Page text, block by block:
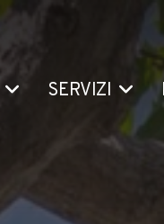
SERVIZI